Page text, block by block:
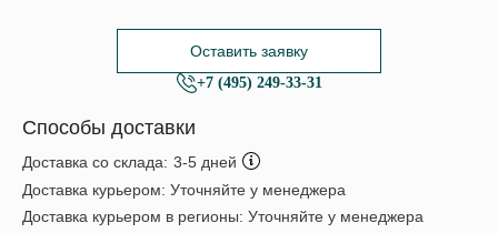
Оставить заявку
+7 (495) 249-33-31
Способы доставки
Доставка со склада: 3-5 дней
Доставка курьером: Уточняйте у менеджера
Доставка курьером в регионы: Уточняйте у менеджера